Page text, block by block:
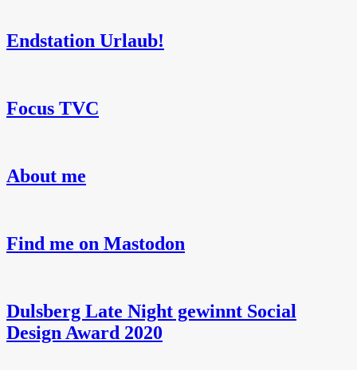
Endstation Urlaub!
Focus TVC
About me
Find me on Mastodon
Dulsberg Late Night gewinnt Social
Design Award 2020